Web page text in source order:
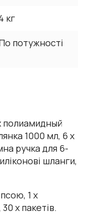
кг
потужності
полиамидный
1000 мл, 6 х
ручка для 6-
шланги,
1 х
х пакетів.